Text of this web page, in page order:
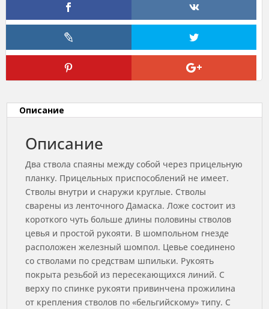
Описание
Описание
Два ствола спаяны между собой через прицельную
планку. Прицельных приспособлений не имеет.
Стволы внутри и снаружи круглые. Стволы
сварены из ленточного Дамаска. Ложе состоит из
короткого чуть больше длины половины стволов
цевья и простой рукояти. В шомпольном гнезде
расположен железный шомпол. Цевье соединено
со стволами по средствам шпильки. Рукоять
покрыта резьбой из пересекающихся линий. С
верху по спинке рукояти привинчена прожилина
от крепления стволов по «бельгийскому» типу. С